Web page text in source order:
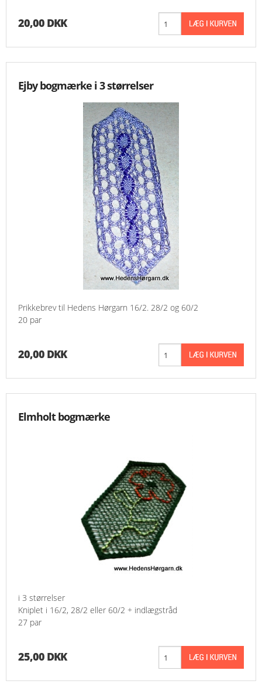
20,00 DKK
Ejby bogmærke i 3 størrelser
Prikkebrev til Hedens Hørgarn 16/2. 28/2 og 60/2
20 par
20,00 DKK
Elmholt bogmærke
i 3 størrelser
Kniplet i 16/2, 28/2 eller 60/2 + indlægstråd
27 par
25,00 DKK